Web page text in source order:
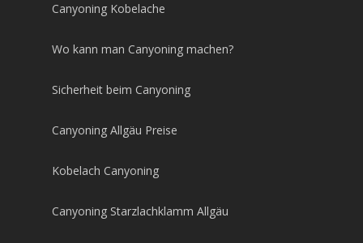
Canyoning Kobelache
Wo kann man Canyoning machen?
Sicherheit beim Canyoning
Canyoning Allgäu Preise
Kobelach Canyoning
Canyoning Starzlachklamm Allgäu